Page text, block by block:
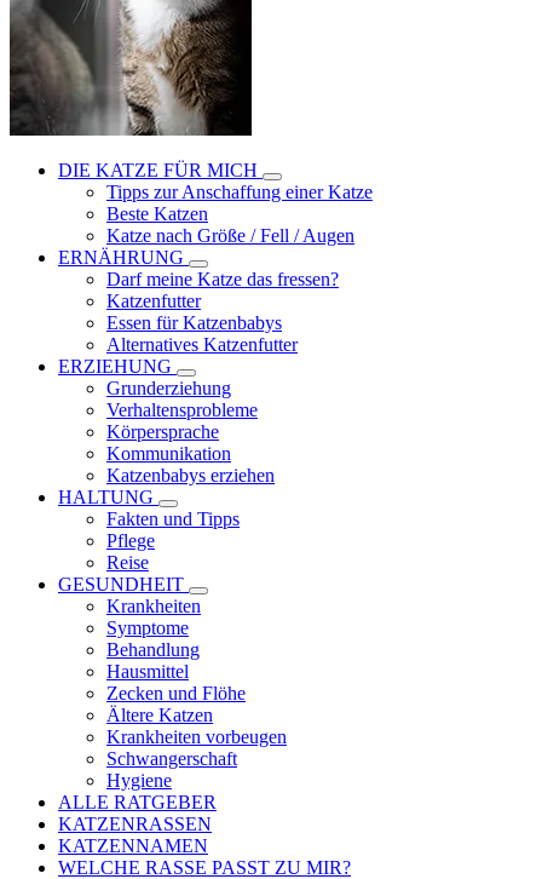
DIE KATZE FÜR MICH
Tipps zur Anschaffung einer Katze
Beste Katzen
Katze nach Größe / Fell / Augen
ERNÄHRUNG
Darf meine Katze das fressen?
Katzenfutter
Essen für Katzenbabys
Alternatives Katzenfutter
ERZIEHUNG
Grunderziehung
Verhaltensprobleme
Körpersprache
Kommunikation
Katzenbabys erziehen
HALTUNG
Fakten und Tipps
Pflege
Reise
GESUNDHEIT
Krankheiten
Symptome
Behandlung
Hausmittel
Zecken und Flöhe
Ältere Katzen
Krankheiten vorbeugen
Schwangerschaft
Hygiene
ALLE RATGEBER
KATZENRASSEN
KATZENNAMEN
WELCHE RASSE PASST ZU MIR?